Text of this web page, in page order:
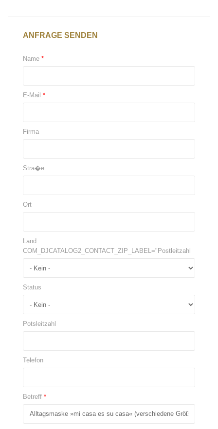
ANFRAGE SENDEN
Name *
E-Mail *
Firma
Stra�e
Ort
Land
COM_DJCATALOG2_CONTACT_ZIP_LABEL="Postleitzahl
Status
Potsleitzahl
Telefon
Betreff *